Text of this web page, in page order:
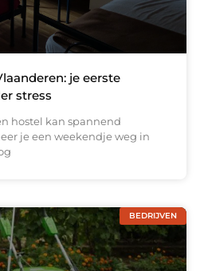
je eerste
stress
hostel kan spannend
je een weekendje weg in
BEDRIJVEN